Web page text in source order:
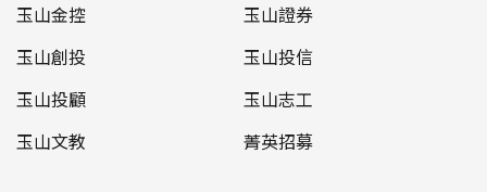
玉山金控
玉山證券
玉山創投
玉山投信
玉山投顧
玉山志工
玉山文教
菁英招募